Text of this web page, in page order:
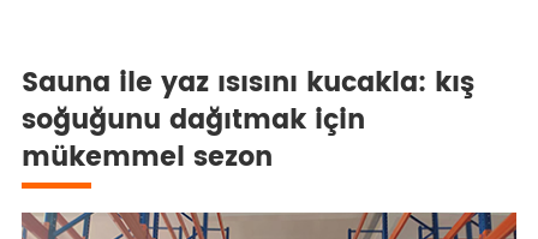
Sauna ile yaz ısısını kucakla: kış
soğuğunu dağıtmak için
mükemmel sezon